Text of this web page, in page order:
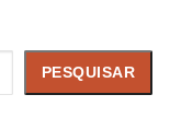
PESQUISAR